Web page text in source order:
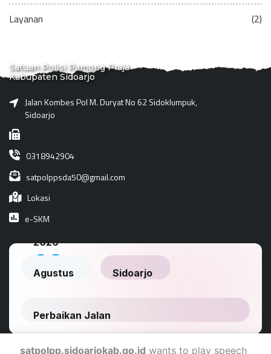
Layanan (2)
Satuan Polisi Pamong Praja
Kabupaten Sidoarjo
Jalan Kombes Pol M. Duryat No 62 Sidoklumpuk,
Sidoarjo
0318942904
satpolppsda50@gmail.com
Lokasi
e-SKM
satpolpp.sidoarjokab.go.id wants to play speech